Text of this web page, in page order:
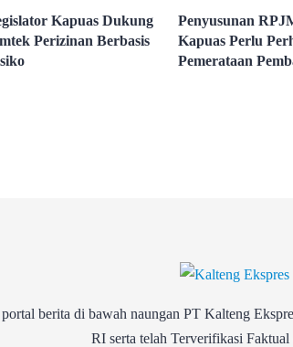
Kapuas Dukung
Perizinan Berbasis
Penyusunan
Kapuas Perlu
Pemerataan
berita di bawah naungan PT Kalteng
RI serta telah Terverifikasi